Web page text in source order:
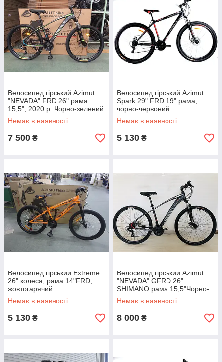
Велосипед гірський Azimut
"NEVADA" FRD 26" рама
15,5", 2020 р. Чорно-зелений
Немає в наявності
7 500 ₴
Велосипед гірський Azimut
Spark 29" FRD 19" рама,
чорно-червоний.
Немає в наявності
5 130 ₴
Велосипед гірський Extreme
26" колеса, рама 14"FRD,
жовтогарячий
Немає в наявності
5 130 ₴
Велосипед гірський Azimut
"NEVADA" GFRD 26"
SHIMANO рама 15,5"Чорно-
білий
Немає в наявності
8 000 ₴